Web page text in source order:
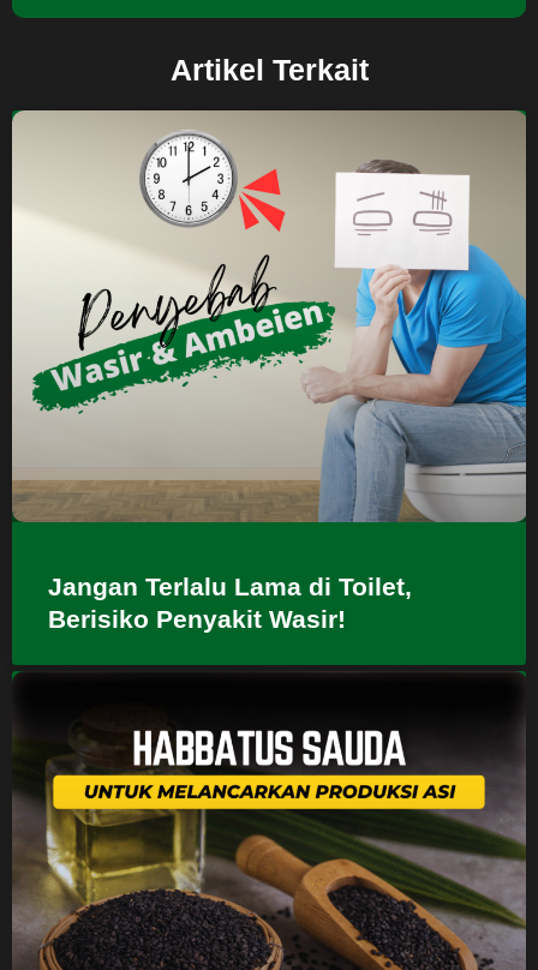
Artikel Terkait
Jangan Terlalu Lama di Toilet,
Berisiko Penyakit Wasir!